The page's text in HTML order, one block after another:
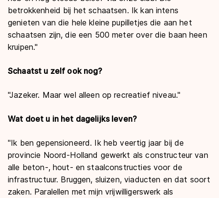
betrokkenheid bij het schaatsen. Ik kan intens
genieten van die hele kleine pupilletjes die aan het
schaatsen zijn, die een 500 meter over die baan heen
kruipen."
Schaatst u zelf ook nog?
"Jazeker. Maar wel alleen op recreatief niveau."
Wat doet u in het dagelijks leven?
"Ik ben gepensioneerd. Ik heb veertig jaar bij de
provincie Noord-Holland gewerkt als constructeur van
alle beton-, hout- en staalconstructies voor de
infrastructuur. Bruggen, sluizen, viaducten en dat soort
zaken. Paralellen met mijn vrijwilligerswerk als